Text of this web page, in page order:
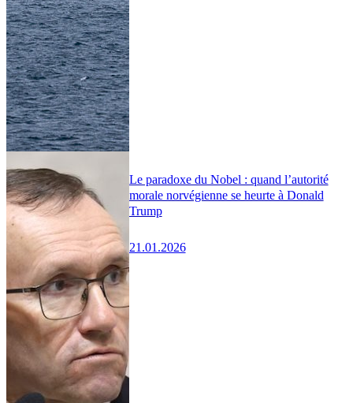
Le paradoxe du Nobel : quand l’autorité
morale norvégienne se heurte à Donald
Trump
21.01.2026